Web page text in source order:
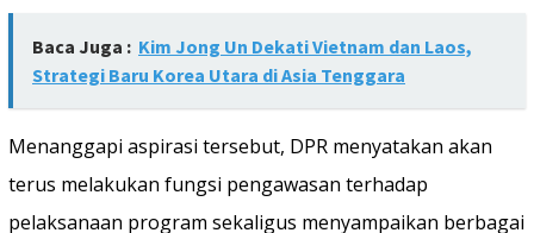
Baca Juga : Kim Jong Un Dekati Vietnam dan Laos,
Strategi Baru Korea Utara di Asia Tenggara
Menanggapi aspirasi tersebut, DPR menyatakan akan
terus melakukan fungsi pengawasan terhadap
pelaksanaan program sekaligus menyampaikan berbagai